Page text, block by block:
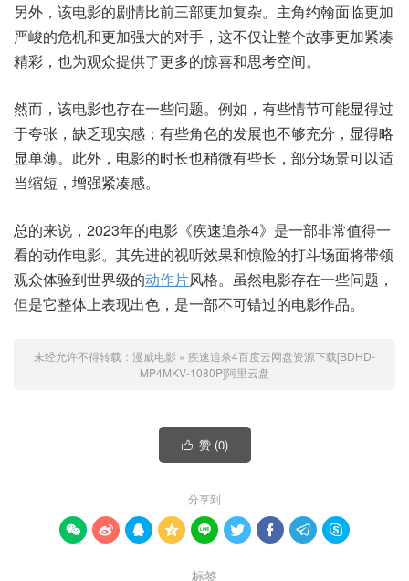
另外，该电影的剧情比前三部更加复杂。主角约翰面临更加
严峻的危机和更加强大的对手，这不仅让整个故事更加紧凑
精彩，也为观众提供了更多的惊喜和思考空间。
然而，该电影也存在一些问题。例如，有些情节可能显得过
于夸张，缺乏现实感；有些角色的发展也不够充分，显得略
显单薄。此外，电影的时长也稍微有些长，部分场景可以适
当缩短，增强紧凑感。
总的来说，2023年的电影《疾速追杀4》是一部非常值得一
看的动作电影。其先进的视听效果和惊险的打斗场面将带领
观众体验到世界级的动作片风格。虽然电影存在一些问题，
但是它整体上表现出色，是一部不可错过的电影作品。
未经允许不得转载： 漫威电影 » 疾速追杀4百度云网盘资源下载[BDHD-
MP4MKV-1080P]阿里云盘
 赞 (0)
分享到
        
标签